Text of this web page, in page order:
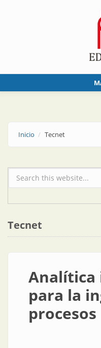
Inicio Tecnet
Formulario de
Tecnet
para la
procesos